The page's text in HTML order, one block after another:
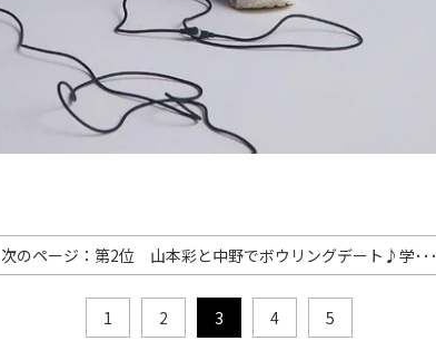
次のページ：第2位 山本彩と中野でボウリングデート♪学･･･
1 2 3 4 5